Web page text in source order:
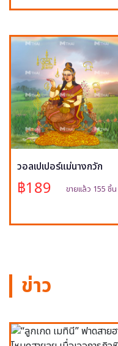
วอลเปเปอร์แม่นางกวัก
฿189 ขายแล้ว 155 ชิ้น
ข่าว